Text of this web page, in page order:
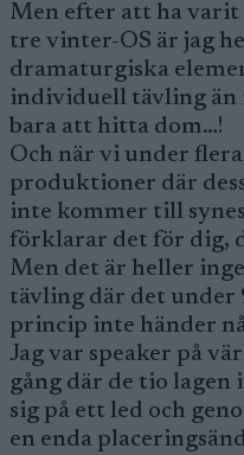
Men efter att ha varit
tre vinter-OS är jag
dramaturgiska
individuell tävling än
bara att hitta dom…!
Och när vi under
produktioner där
inte kommer till
förklarar det för dig,
Men det är heller
tävling där det under
princip inte händer
Jag var speaker på
gång där de tio
sig på ett led och
en enda